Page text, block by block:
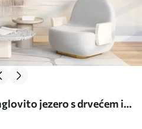
jezero s drvećem i
stil akvarela br.